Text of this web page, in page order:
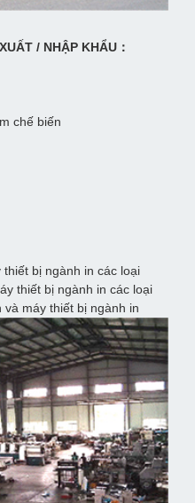
/ NHẬP KHẨU：
chế biến
bị ngành in các loại
thiết bị ngành in các loại
máy thiết bị ngành in